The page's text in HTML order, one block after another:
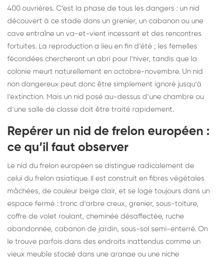
400 ouvrières. C’est la phase de tous les dangers : un nid
découvert à ce stade dans un grenier, un cabanon ou une
cave entraîne un va-et-vient incessant et des rencontres
fortuites. La reproduction a lieu en fin d’été ; les femelles
fécondées chercheront un abri pour l’hiver, tandis que la
colonie meurt naturellement en octobre-novembre. Un nid
non dangereux peut donc être simplement ignoré jusqu’à
l’extinction. Mais un nid posé au-dessus d’une chambre ou
d’une salle de classe doit être traité rapidement.
Repérer un nid de frelon européen :
ce qu’il faut observer
Le nid du frelon européen se distingue radicalement de
celui du frelon asiatique. Il est construit en fibres végétales
mâchées, de couleur beige clair, et se loge toujours dans un
espace fermé : tronc d’arbre creux, grenier, sous-toiture,
coffre de volet roulant, cheminée désaffectée, ruche
abandonnée, cabanon de jardin, sous-sol semi-enterré. On
le trouve parfois dans des endroits inattendus comme un
vieux meuble stocké dans une grange ou une niche